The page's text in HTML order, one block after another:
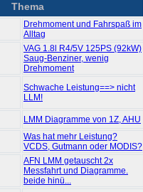
Thema
Drehmoment und Fahrspaß im
Alltag
VAG 1.8l R4/5V 125PS (92kW)
Saug-Benziner, wenig
Drehmoment
Schwache Leistung==> nicht
LLM!
LMM Diagramme von 1Z, AHU
Was hat mehr Leistung?
VCDS, Gutmann oder MODIS?
AFN LMM getauscht 2x
Messfahrt und Diagramme.
beide hinü...